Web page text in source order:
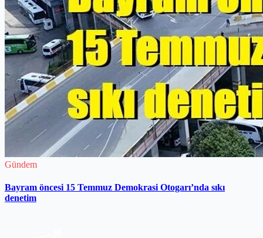
Gündem
Bayram öncesi 15 Temmuz Demokrasi Otogarı’nda sıkı
denetim